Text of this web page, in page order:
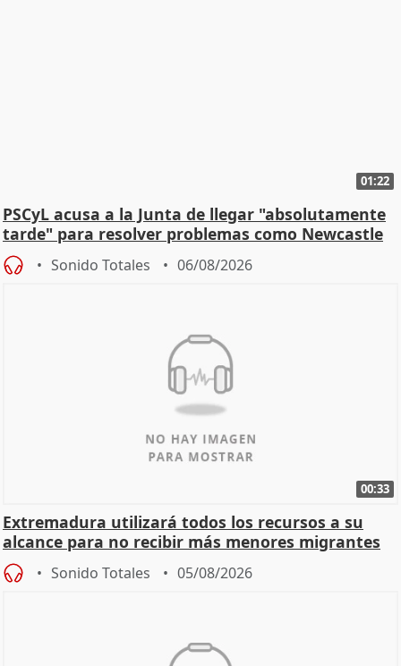
01:22
PSCyL acusa a la Junta de llegar "absolutamente
tarde" para resolver problemas como Newcastle
Sonido Totales 06/08/2026
00:33
Extremadura utilizará todos los recursos a su
alcance para no recibir más menores migrantes
Sonido Totales 05/08/2026